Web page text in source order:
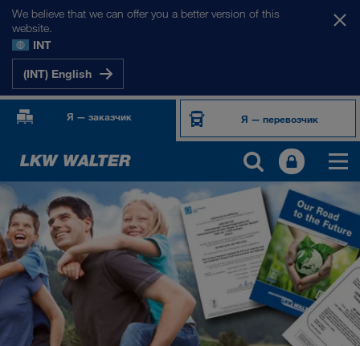
We believe that we can offer you a better version of this
website.
INT
(INT) English
Я — заказчик Я — перевозчик
О НАС
Информация о компании
Менеджмент SHEQ
Социальная ответственность